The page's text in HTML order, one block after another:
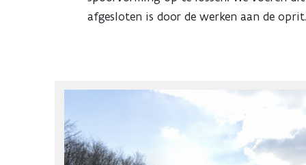
afgesloten is door de werken aan de